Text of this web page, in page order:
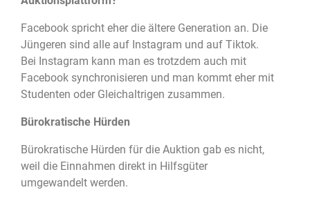
Facebook spricht eher die ältere Generation an. Die
Jüngeren sind alle auf Instagram und auf Tiktok.
Bei Instagram kann man es trotzdem auch mit
Facebook synchronisieren und man kommt eher mit
Studenten oder Gleichaltrigen zusammen.
Bürokratische Hürden
Bürokratische Hürden für die Auktion gab es nicht,
weil die Einnahmen direkt in Hilfsgüter
umgewandelt werden.